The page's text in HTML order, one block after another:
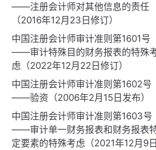
——注册会计师对其他信息的责任
（2016年12月23日修订）
中国注册会计师审计准则第1601号
——审计特殊目的财务报表的特殊
虑（2022年12月22日修订）
中国注册会计师审计准则第1602号
——验资（2006年2月15日发布）
中国注册会计师审计准则第1603号
——审计单一财务报表和财务报表
定要素的特殊考虑（2021年12月9日